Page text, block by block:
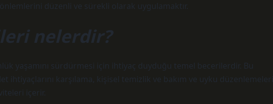
düzenli ve sürekli olarak uygulamaktır.
nelerdir?
yaşamını sürdürmesi için ihtiyaç duyduğu temel becerilerdir. Bu
ihtiyaçlarını karşılama, kişisel temizlik ve bakım ve uyku düzenlemeleri
içerir.